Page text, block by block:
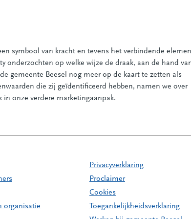
symbool van kracht en tevens het verbindende
onderzochten op welke wijze de draak, aan de hand
gemeente Beesel nog meer op de kaart te zetten als
die zij geïdentificeerd hebben, namen we over
onze verdere marketingaanpak.
organisatie
Privacyverklaring
Proclaimer
Cookies
Toegankelijkheidsverklaring